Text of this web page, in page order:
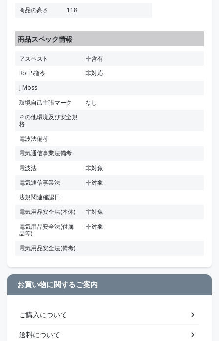
商品の高さ
118
商品スペック情報
アスベスト
非含有
RoHS指令
非対応
J-Moss
環境自己主張マーク
なし
その他環境及び安全規
格
電波法備考
電気通信事業法備考
電波法
非対象
電気通信事業法
非対象
法規関連確認日
電気用品安全法(本体)
非対象
電気用品安全法(付属
品等)
非対象
電気用品安全法(備考)
お買い物に関するご案内
ご購入について
送料について